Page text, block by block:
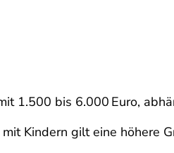
1.500 bis 6.000 Euro,
Kindern gilt eine höhere